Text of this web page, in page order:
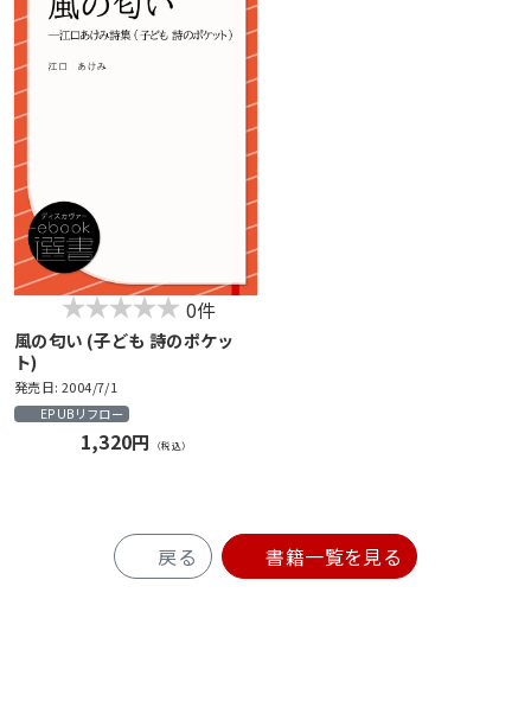
0件
風の匂い (子ども 詩のポケッ
ト)
発売日: 2004/7/1
EPUBリフロー
1,320円 （税込）
戻る 書籍一覧を見る